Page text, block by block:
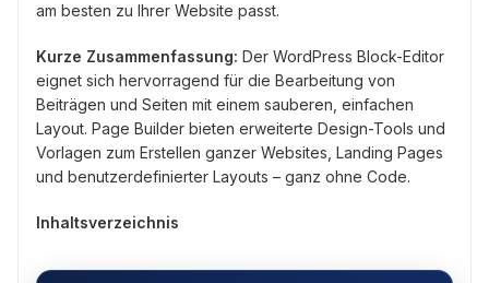
am besten zu Ihrer Website passt.
Kurze Zusammenfassung: Der WordPress Block-Editor
eignet sich hervorragend für die Bearbeitung von
Beiträgen und Seiten mit einem sauberen, einfachen
Layout. Page Builder bieten erweiterte Design-Tools und
Vorlagen zum Erstellen ganzer Websites, Landing Pages
und benutzerdefinierter Layouts – ganz ohne Code.
Inhaltsverzeichnis